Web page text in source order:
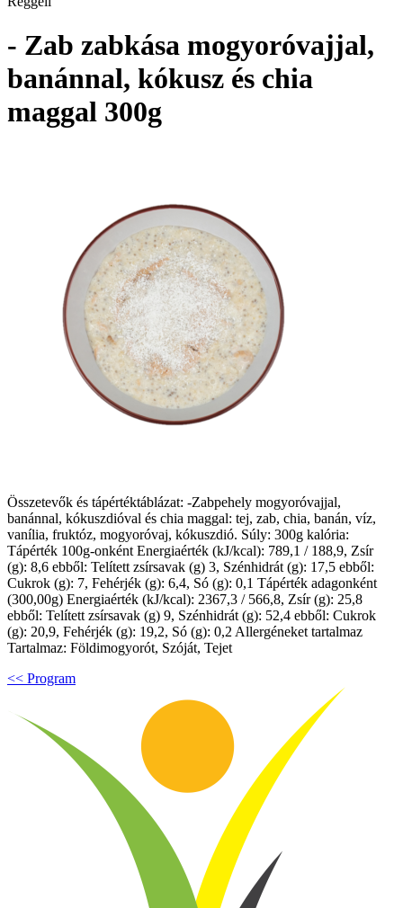
- Zab zabkása mogyoróvajjal,
banánnal, kókusz és chia
maggal 300g
Összetevők és tápértéktáblázat: -Zabpehely mogyoróvajjal,
banánnal, kókuszdióval és chia maggal: tej, zab, chia, banán, víz,
vanília, fruktóz, mogyoróvaj, kókuszdió. Súly: 300g kalória:
Tápérték 100g-onként Energiaérték (kJ/kcal): 789,1 / 188,9, Zsír
(g): 8,6 ebből: Telített zsírsavak (g) 3, Szénhidrát (g): 17,5 ebből:
Cukrok (g): 7, Fehérjék (g): 6,4, Só (g): 0,1 Tápérték adagonként
(300,00g) Energiaérték (kJ/kcal): 2367,3 / 566,8, Zsír (g): 25,8
ebből: Telített zsírsavak (g) 9, Szénhidrát (g): 52,4 ebből: Cukrok
(g): 20,9, Fehérjék (g): 19,2, Só (g): 0,2 Allergéneket tartalmaz
Tartalmaz: Földimogyorót, Szóját, Tejet
<< Program